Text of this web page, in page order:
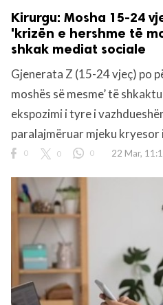
Kirurgu: Mosha 15-24
'krizën e hershme të
shkak mediat sociale
Gjenerata Z (15-24 vjeç) po
moshës së mesme’ të
ekspozimi i tyre i
paralajmëruar mjeku kryesor
0 0 0 22 Mar,